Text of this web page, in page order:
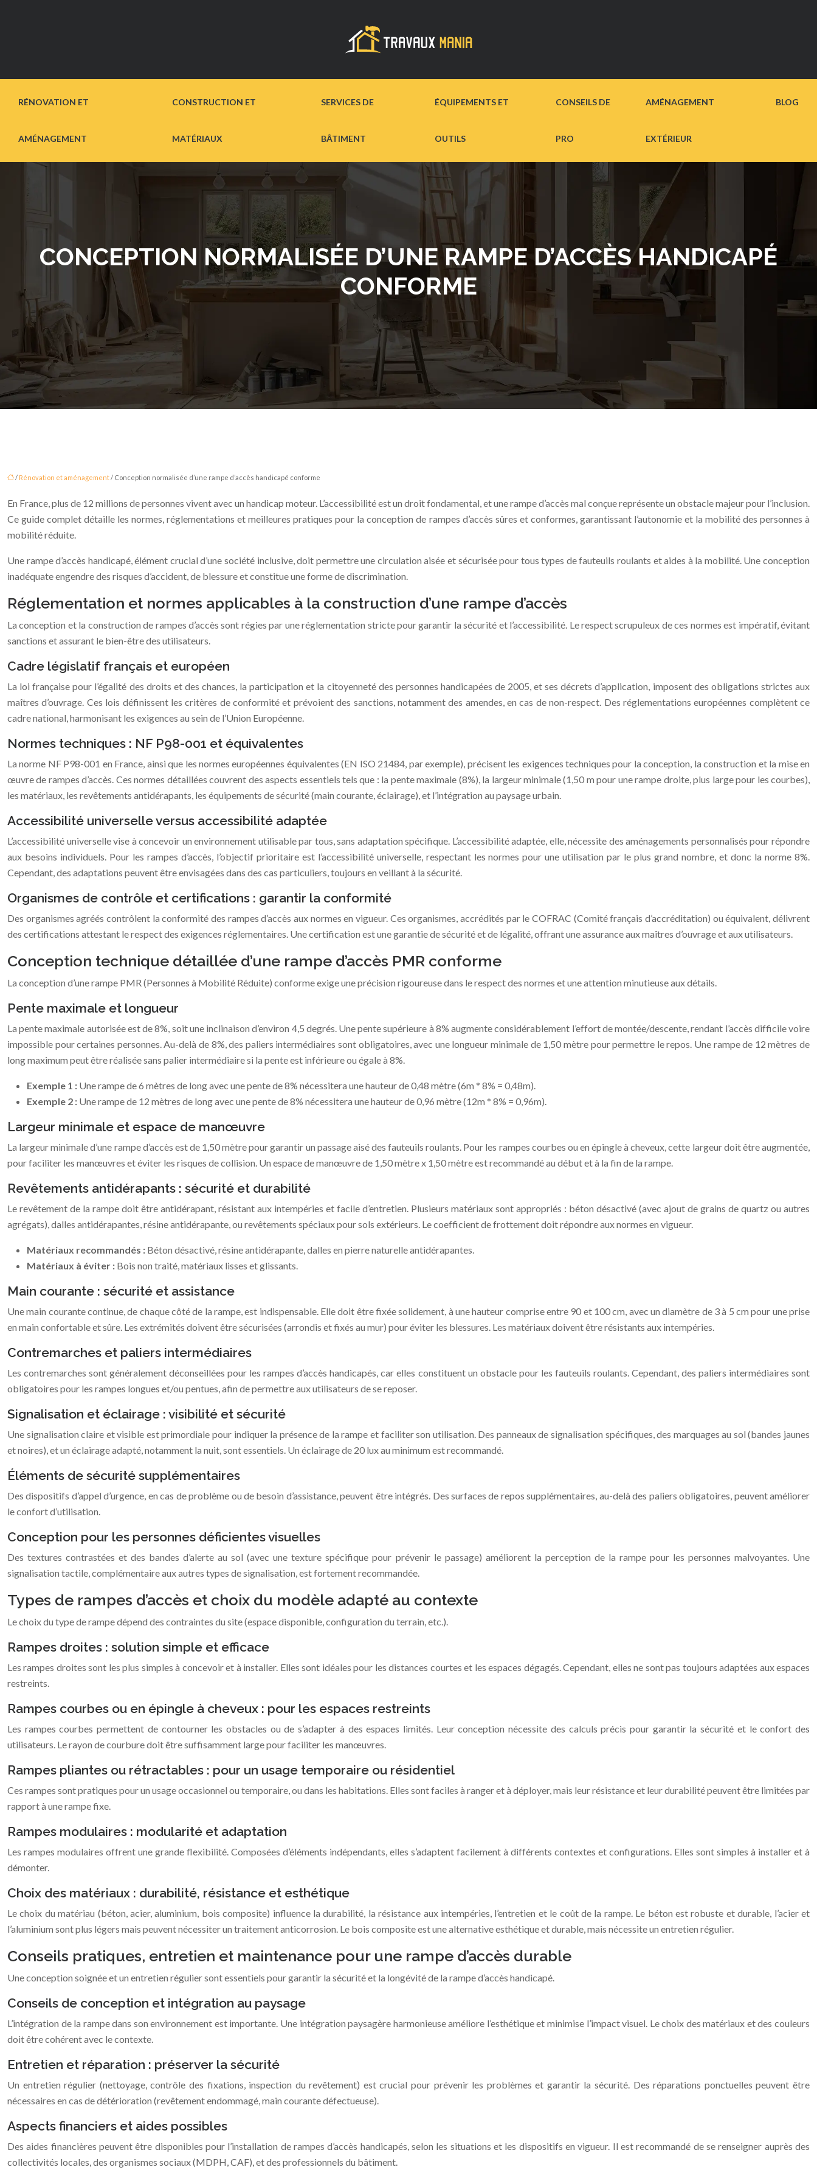
RÉNOVATION ET
AMÉNAGEMENT
CONSTRUCTION ET
MATÉRIAUX
SERVICES DE
BÂTIMENT
ÉQUIPEMENTS ET
OUTILS
CONSEILS DE
PRO
AMÉNAGEMENT
EXTÉRIEUR
BLOG
CONCEPTION NORMALISÉE D’UNE RAMPE D’ACCÈS HANDICAPÉ
CONFORME
/ Rénovation et aménagement/ Conception normalisée d’une rampe d’accès handicapé conforme
En France, plus de 12 millions de personnes vivent avec un handicap moteur. L’accessibilité est un droit fondamental, et une rampe d’accès mal conçue représente un obstacle majeur pour l’inclusion.
Ce guide complet détaille les normes, réglementations et meilleures pratiques pour la conception de rampes d’accès sûres et conformes, garantissant l’autonomie et la mobilité des personnes à
mobilité réduite.
Une rampe d’accès handicapé, élément crucial d’une société inclusive, doit permettre une circulation aisée et sécurisée pour tous types de fauteuils roulants et aides à la mobilité. Une conception
inadéquate engendre des risques d’accident, de blessure et constitue une forme de discrimination.
Réglementation et normes applicables à la construction d’une rampe d’accès
La conception et la construction de rampes d’accès sont régies par une réglementation stricte pour garantir la sécurité et l’accessibilité. Le respect scrupuleux de ces normes est impératif, évitant
sanctions et assurant le bien-être des utilisateurs.
Cadre législatif français et européen
La loi française pour l’égalité des droits et des chances, la participation et la citoyenneté des personnes handicapées de 2005, et ses décrets d’application, imposent des obligations strictes aux
maîtres d’ouvrage. Ces lois définissent les critères de conformité et prévoient des sanctions, notamment des amendes, en cas de non-respect. Des réglementations européennes complètent ce
cadre national, harmonisant les exigences au sein de l’Union Européenne.
Normes techniques : NF P98-001 et équivalentes
La norme NF P98-001 en France, ainsi que les normes européennes équivalentes (EN ISO 21484, par exemple), précisent les exigences techniques pour la conception, la construction et la mise en
œuvre de rampes d’accès. Ces normes détaillées couvrent des aspects essentiels tels que : la pente maximale (8%), la largeur minimale (1,50 m pour une rampe droite, plus large pour les courbes),
les matériaux, les revêtements antidérapants, les équipements de sécurité (main courante, éclairage), et l’intégration au paysage urbain.
Accessibilité universelle versus accessibilité adaptée
L’accessibilité universelle vise à concevoir un environnement utilisable par tous, sans adaptation spécifique. L’accessibilité adaptée, elle, nécessite des aménagements personnalisés pour répondre
aux besoins individuels. Pour les rampes d’accès, l’objectif prioritaire est l’accessibilité universelle, respectant les normes pour une utilisation par le plus grand nombre, et donc la norme 8%.
Cependant, des adaptations peuvent être envisagées dans des cas particuliers, toujours en veillant à la sécurité.
Organismes de contrôle et certifications : garantir la conformité
Des organismes agréés contrôlent la conformité des rampes d’accès aux normes en vigueur. Ces organismes, accrédités par le COFRAC (Comité français d’accréditation) ou équivalent, délivrent
des certifications attestant le respect des exigences réglementaires. Une certification est une garantie de sécurité et de légalité, offrant une assurance aux maîtres d’ouvrage et aux utilisateurs.
Conception technique détaillée d’une rampe d’accès PMR conforme
La conception d’une rampe PMR (Personnes à Mobilité Réduite) conforme exige une précision rigoureuse dans le respect des normes et une attention minutieuse aux détails.
Pente maximale et longueur
La pente maximale autorisée est de 8%, soit une inclinaison d’environ 4,5 degrés. Une pente supérieure à 8% augmente considérablement l’effort de montée/descente, rendant l’accès difficile voire
impossible pour certaines personnes. Au-delà de 8%, des paliers intermédiaires sont obligatoires, avec une longueur minimale de 1,50 mètre pour permettre le repos. Une rampe de 12 mètres de
long maximum peut être réalisée sans palier intermédiaire si la pente est inférieure ou égale à 8%.
Exemple 1 : Une rampe de 6 mètres de long avec une pente de 8% nécessitera une hauteur de 0,48 mètre (6m * 8% = 0,48m).
Exemple 2 : Une rampe de 12 mètres de long avec une pente de 8% nécessitera une hauteur de 0,96 mètre (12m * 8% = 0,96m).
Largeur minimale et espace de manœuvre
La largeur minimale d’une rampe d’accès est de 1,50 mètre pour garantir un passage aisé des fauteuils roulants. Pour les rampes courbes ou en épingle à cheveux, cette largeur doit être augmentée,
pour faciliter les manœuvres et éviter les risques de collision. Un espace de manœuvre de 1,50 mètre x 1,50 mètre est recommandé au début et à la fin de la rampe.
Revêtements antidérapants : sécurité et durabilité
Le revêtement de la rampe doit être antidérapant, résistant aux intempéries et facile d’entretien. Plusieurs matériaux sont appropriés : béton désactivé (avec ajout de grains de quartz ou autres
agrégats), dalles antidérapantes, résine antidérapante, ou revêtements spéciaux pour sols extérieurs. Le coefficient de frottement doit répondre aux normes en vigueur.
Matériaux recommandés : Béton désactivé, résine antidérapante, dalles en pierre naturelle antidérapantes.
Matériaux à éviter : Bois non traité, matériaux lisses et glissants.
Main courante : sécurité et assistance
Une main courante continue, de chaque côté de la rampe, est indispensable. Elle doit être fixée solidement, à une hauteur comprise entre 90 et 100 cm, avec un diamètre de 3 à 5 cm pour une prise
en main confortable et sûre. Les extrémités doivent être sécurisées (arrondis et fixés au mur) pour éviter les blessures. Les matériaux doivent être résistants aux intempéries.
Contremarches et paliers intermédiaires
Les contremarches sont généralement déconseillées pour les rampes d’accès handicapés, car elles constituent un obstacle pour les fauteuils roulants. Cependant, des paliers intermédiaires sont
obligatoires pour les rampes longues et/ou pentues, afin de permettre aux utilisateurs de se reposer.
Signalisation et éclairage : visibilité et sécurité
Une signalisation claire et visible est primordiale pour indiquer la présence de la rampe et faciliter son utilisation. Des panneaux de signalisation spécifiques, des marquages au sol (bandes jaunes
et noires), et un éclairage adapté, notamment la nuit, sont essentiels. Un éclairage de 20 lux au minimum est recommandé.
Éléments de sécurité supplémentaires
Des dispositifs d’appel d’urgence, en cas de problème ou de besoin d’assistance, peuvent être intégrés. Des surfaces de repos supplémentaires, au-delà des paliers obligatoires, peuvent améliorer
le confort d’utilisation.
Conception pour les personnes déficientes visuelles
Des textures contrastées et des bandes d’alerte au sol (avec une texture spécifique pour prévenir le passage) améliorent la perception de la rampe pour les personnes malvoyantes. Une
signalisation tactile, complémentaire aux autres types de signalisation, est fortement recommandée.
Types de rampes d’accès et choix du modèle adapté au contexte
Le choix du type de rampe dépend des contraintes du site (espace disponible, configuration du terrain, etc.).
Rampes droites : solution simple et efficace
Les rampes droites sont les plus simples à concevoir et à installer. Elles sont idéales pour les distances courtes et les espaces dégagés. Cependant, elles ne sont pas toujours adaptées aux espaces
restreints.
Rampes courbes ou en épingle à cheveux : pour les espaces restreints
Les rampes courbes permettent de contourner les obstacles ou de s’adapter à des espaces limités. Leur conception nécessite des calculs précis pour garantir la sécurité et le confort des
utilisateurs. Le rayon de courbure doit être suffisamment large pour faciliter les manœuvres.
Rampes pliantes ou rétractables : pour un usage temporaire ou résidentiel
Ces rampes sont pratiques pour un usage occasionnel ou temporaire, ou dans les habitations. Elles sont faciles à ranger et à déployer, mais leur résistance et leur durabilité peuvent être limitées par
rapport à une rampe fixe.
Rampes modulaires : modularité et adaptation
Les rampes modulaires offrent une grande flexibilité. Composées d’éléments indépendants, elles s’adaptent facilement à différents contextes et configurations. Elles sont simples à installer et à
démonter.
Choix des matériaux : durabilité, résistance et esthétique
Le choix du matériau (béton, acier, aluminium, bois composite) influence la durabilité, la résistance aux intempéries, l’entretien et le coût de la rampe. Le béton est robuste et durable, l’acier et
l’aluminium sont plus légers mais peuvent nécessiter un traitement anticorrosion. Le bois composite est une alternative esthétique et durable, mais nécessite un entretien régulier.
Conseils pratiques, entretien et maintenance pour une rampe d’accès durable
Une conception soignée et un entretien régulier sont essentiels pour garantir la sécurité et la longévité de la rampe d’accès handicapé.
Conseils de conception et intégration au paysage
L’intégration de la rampe dans son environnement est importante. Une intégration paysagère harmonieuse améliore l’esthétique et minimise l’impact visuel. Le choix des matériaux et des couleurs
doit être cohérent avec le contexte.
Entretien et réparation : préserver la sécurité
Un entretien régulier (nettoyage, contrôle des fixations, inspection du revêtement) est crucial pour prévenir les problèmes et garantir la sécurité. Des réparations ponctuelles peuvent être
nécessaires en cas de détérioration (revêtement endommagé, main courante défectueuse).
Aspects financiers et aides possibles
Des aides financières peuvent être disponibles pour l’installation de rampes d’accès handicapés, selon les situations et les dispositifs en vigueur. Il est recommandé de se renseigner auprès des
collectivités locales, des organismes sociaux (MDPH, CAF), et des professionnels du bâtiment.